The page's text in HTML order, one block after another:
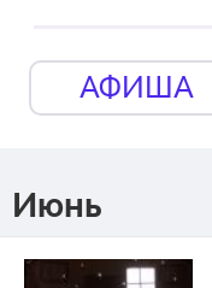
АФИША
Июнь